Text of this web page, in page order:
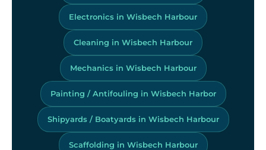
Electronics in Wisbech Harbour
Cleaning in Wisbech Harbour
Mechanics in Wisbech Harbour
Painting / Antifouling in Wisbech Harbor
Shipyards / Boatyards in Wisbech Harbour
Scaffolding in Wisbech Harbour